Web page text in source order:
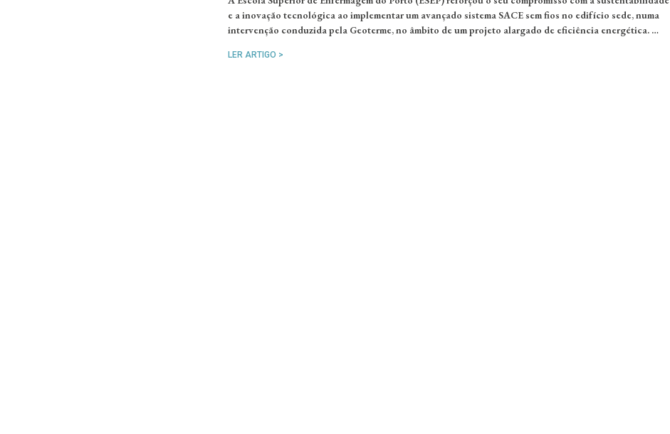
e a inovação tecnológica ao implementar um avançado sistema SACE sem fios no edifício sede, numa
intervenção conduzida pela Geoterme, no âmbito de um projeto alargado de eficiência energética. …
LER ARTIGO >